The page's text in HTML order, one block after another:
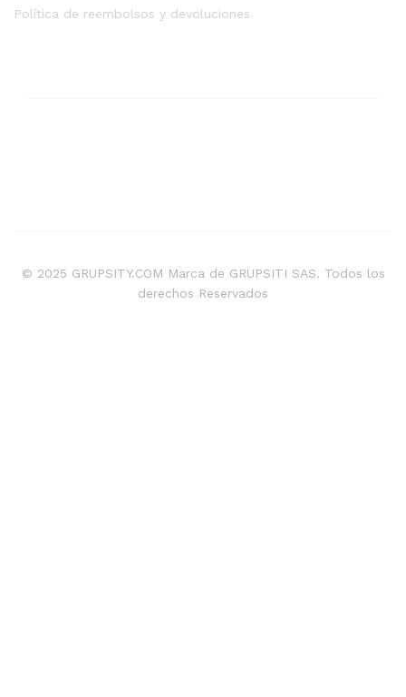
Política de reembolsos y devoluciones
© 2025 GRUPSITY.COM Marca de GRUPSITI SAS. Todos los
derechos Reservados